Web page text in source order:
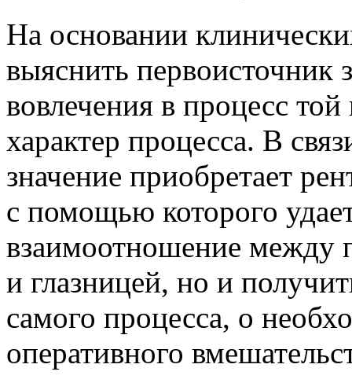
На основании
выяснить первоисточник
вовлечения в процесс
характер процесса. В
значение приобретает
с помощью которого
взаимоотношение между
и глазницей, но и
самого процесса, о
оперативного